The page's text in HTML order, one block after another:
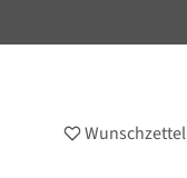
Wunschzettel